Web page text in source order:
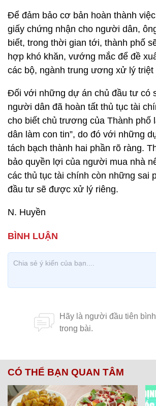
Để đảm bảo cơ bản hoàn thành
giấy chứng nhận cho người dân,
biết, trong thời gian tới, thành phố
hợp khó khăn, vướng mắc để đề
các bộ, ngành trung ương xử lý triệt
Đối với những dự án chủ đầu tư có
người dân đã hoàn tất thủ tục tài
cho biết chủ trương của Thành phố
dân làm con tin”, do đó với những
tách bạch thành hai phần rõ ràng.
bảo quyền lợi của người mua nhà
các thủ tục tài chính còn những sai
đầu tư sẽ được xử lý riêng.
N. Huyền
CÓ THỂ BẠN QUAN TÂM